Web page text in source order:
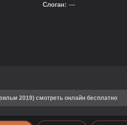
Слоган: —
2019) смотреть онлайн бесплатно